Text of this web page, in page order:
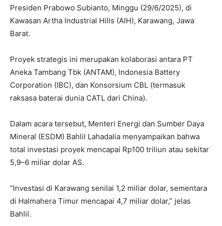
Presiden Prabowo Subianto, Minggu (29/6/2025), di
Kawasan Artha Industrial Hills (AIH), Karawang, Jawa
Barat.
Proyek strategis ini merupakan kolaborasi antara PT
Aneka Tambang Tbk (ANTAM), Indonesia Battery
Corporation (IBC), dan Konsorsium CBL (termasuk
raksasa baterai dunia CATL dari China).
Dalam acara tersebut, Menteri Energi dan Sumber Daya
Mineral (ESDM) Bahlil Lahadalia menyampaikan bahwa
total investasi proyek mencapai Rp100 triliun atau sekitar
5,9–6 miliar dolar AS.
“Investasi di Karawang senilai 1,2 miliar dolar, sementara
di Halmahera Timur mencapai 4,7 miliar dolar,” jelas
Bahlil.